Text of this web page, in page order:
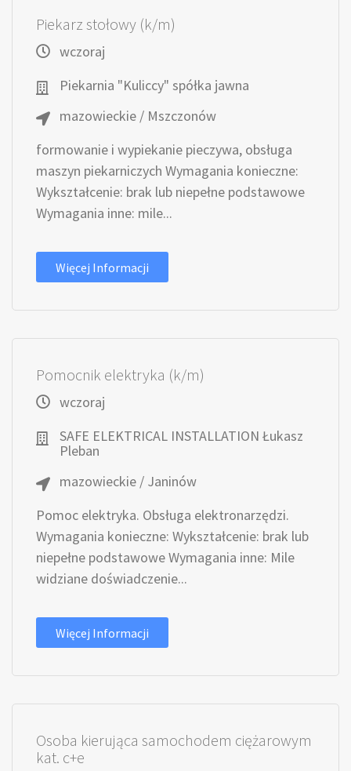
Piekarz stołowy (k/m)
wczoraj
Piekarnia "Kuliccy" spółka jawna
mazowieckie / Mszczonów
formowanie i wypiekanie pieczywa, obsługa
maszyn piekarniczych Wymagania konieczne:
Wykształcenie: brak lub niepełne podstawowe
Wymagania inne: mile...
Więcej Informacji
Pomocnik elektryka (k/m)
wczoraj
SAFE ELEKTRICAL INSTALLATION Łukasz
Pleban
mazowieckie / Janinów
Pomoc elektryka. Obsługa elektronarzędzi.
Wymagania konieczne: Wykształcenie: brak lub
niepełne podstawowe Wymagania inne: Mile
widziane doświadczenie...
Więcej Informacji
Osoba kierująca samochodem ciężarowym
kat. c+e